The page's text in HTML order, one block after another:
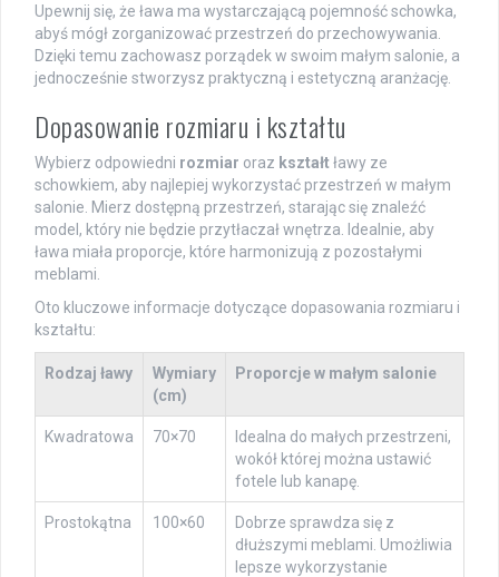
Upewnij się, że ława ma wystarczającą pojemność schowka,
abyś mógł zorganizować przestrzeń do przechowywania.
Dzięki temu zachowasz porządek w swoim małym salonie, a
jednocześnie stworzysz praktyczną i estetyczną aranżację.
Dopasowanie rozmiaru i kształtu
Wybierz odpowiedni rozmiar oraz kształtławy ze
schowkiem, aby najlepiej wykorzystać przestrzeń w małym
salonie. Mierz dostępną przestrzeń, starając się znaleźć
model, który nie będzie przytłaczał wnętrza. Idealnie, aby
ława miała proporcje, które harmonizują z pozostałymi
meblami.
Oto kluczowe informacje dotyczące dopasowania rozmiaru i
kształtu:
Rodzaj ławy
Wymiary
(cm)
Proporcje w małym salonie
Kwadratowa 70×70
Idealna do małych przestrzeni,
wokół której można ustawić
fotele lub kanapę.
Prostokątna 100×60
Dobrze sprawdza się z
dłuższymi meblami. Umożliwia
lepsze wykorzystanie